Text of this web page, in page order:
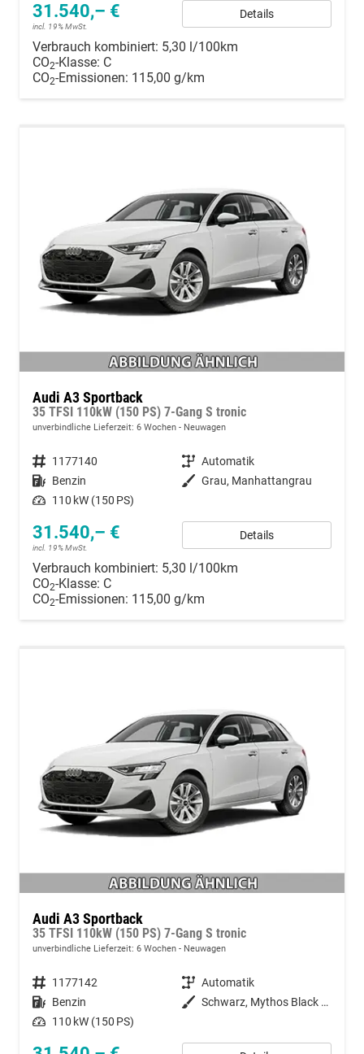
31.540,– €
incl. 19% MwSt.
Details
Verbrauch kombiniert: 5,30 l/100km
CO2-Klasse: C
CO2-Emissionen: 115,00 g/km
Audi A3 Sportback
35 TFSI 110kW (150 PS) 7-Gang S tronic
unverbindliche Lieferzeit: 6 Wochen Neuwagen
Fahrzeugnummer 1177140 Getriebe Automatik
Kraftstoff Benzin Außenfarbe Grau, Manhattangrau
Leistung 110 kW (150 PS)
31.540,– €
incl. 19% MwSt.
Details
Verbrauch kombiniert: 5,30 l/100km
CO2-Klasse: C
CO2-Emissionen: 115,00 g/km
Audi A3 Sportback
35 TFSI 110kW (150 PS) 7-Gang S tronic
unverbindliche Lieferzeit: 6 Wochen Neuwagen
Fahrzeugnummer 1177142 Getriebe Automatik
Kraftstoff Benzin Außenfarbe
Schwarz, Mythos Black (0E0E)
Leistung 110 kW (150 PS)